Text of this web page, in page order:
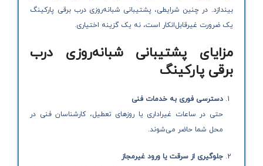
بیندازد. در چنین شرایطی، پشتیبانی شبانه‌روزی درب برقی پارکینگ
یک ضرورت غیرقابل‌انکار است، نه یک گزینه اختیاری.
مزایای پشتیبانی شبانه‌روزی درب
برقی پارکینگ
دسترسی فوری به خدمات فنی
حتی در ساعات غیراداری یا روزهای تعطیل، کارشناسان فنی در
محل شما حاضر می‌شوند.
جلوگیری از سرقت یا ورود غیرمجاز